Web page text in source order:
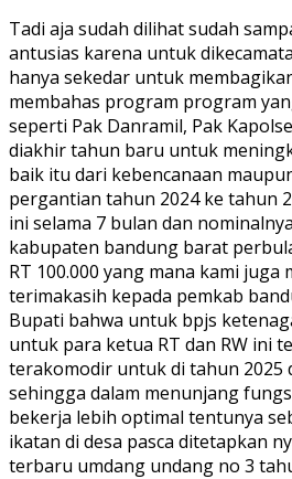
Tadi aja sudah dilihat sudah
antusias karena untuk
hanya sekedar untuk
membahas program program
seperti Pak Danramil, Pak
diakhir tahun baru untuk
baik itu dari kebencanaan
pergantian tahun 2024 ke tahun
ini selama 7 bulan dan
kabupaten bandung barat
RT 100.000 yang mana kami juga
terimakasih kepada pemkab
Bupati bahwa untuk bpjs
untuk para ketua RT dan RW ini
terakomodir untuk di tahun 2025
sehingga dalam menunjang
bekerja lebih optimal tentunya
ikatan di desa pasca ditetapkan
terbaru umdang undang no 3